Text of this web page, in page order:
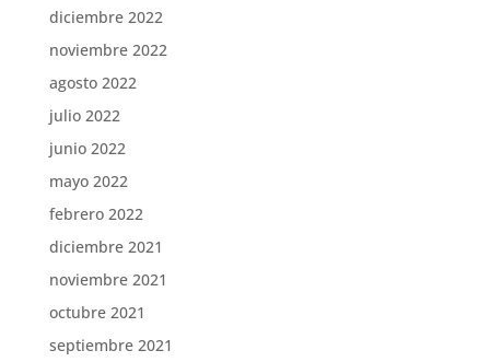
diciembre 2022
noviembre 2022
agosto 2022
julio 2022
junio 2022
mayo 2022
febrero 2022
diciembre 2021
noviembre 2021
octubre 2021
septiembre 2021